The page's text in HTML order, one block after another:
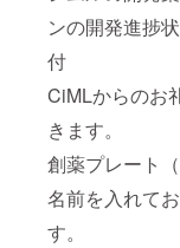
ンの開発進捗
付
CiMLからのお
きます。
創薬プレート
名前を入れて
す。